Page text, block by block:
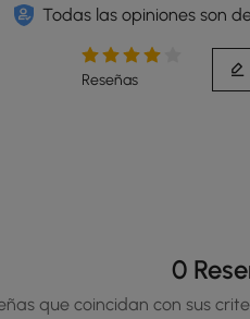
diseño y una estabilidad
Todas las opiniones son
Reseñas
0
que coincidan con sus